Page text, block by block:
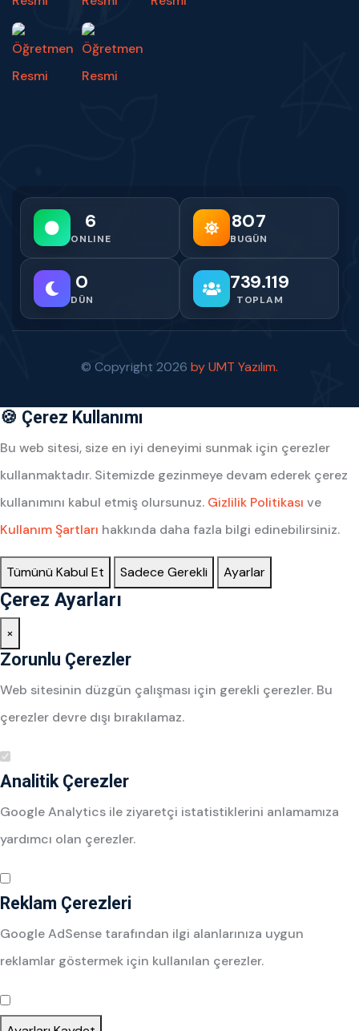
6
ONLINE
807
BUGÜN
0
DÜN
739.119
TOPLAM
© Copyright 2026 by UMT Yazılım.
🍪 Çerez Kullanımı
Bu web sitesi, size en iyi deneyimi sunmak için çerezler
kullanmaktadır. Sitemizde gezinmeye devam ederek çerez
kullanımını kabul etmiş olursunuz. Gizlilik Politikası ve
Kullanım Şartları hakkında daha fazla bilgi edinebilirsiniz.
Tümünü Kabul Et Sadece Gerekli Ayarlar
Çerez Ayarları
×
Zorunlu Çerezler
Web sitesinin düzgün çalışması için gerekli çerezler. Bu
çerezler devre dışı bırakılamaz.
Analitik Çerezler
Google Analytics ile ziyaretçi istatistiklerini anlamamıza
yardımcı olan çerezler.
Reklam Çerezleri
Google AdSense tarafından ilgi alanlarınıza uygun
reklamlar göstermek için kullanılan çerezler.